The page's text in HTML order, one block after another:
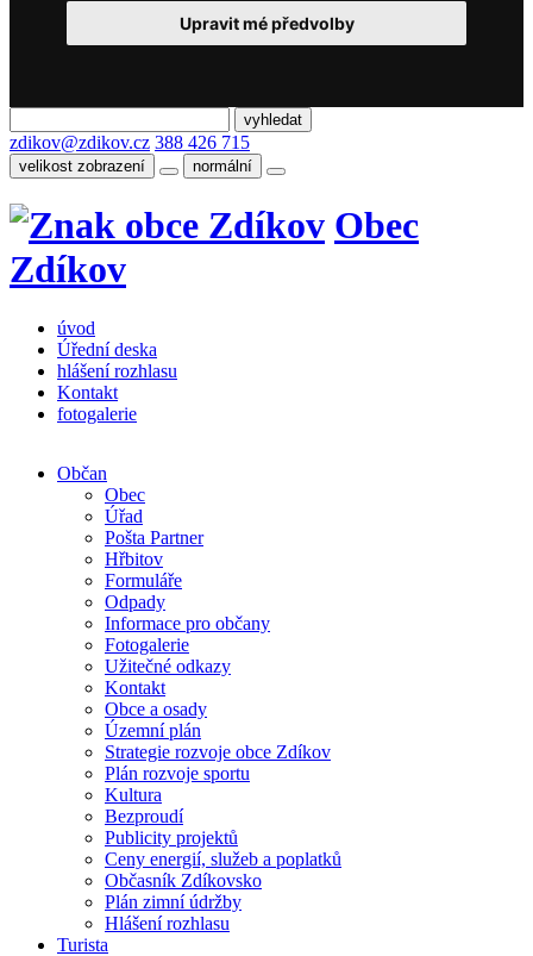
Upravit mé předvolby
zdikov@zdikov.cz 388 426 715
velikost zobrazení normální
Obec
Zdíkov
úvod
Úřední deska
hlášení rozhlasu
Kontakt
fotogalerie
Občan
Obec
Úřad
Pošta Partner
Hřbitov
Formuláře
Odpady
Informace pro občany
Fotogalerie
Užitečné odkazy
Kontakt
Obce a osady
Územní plán
Strategie rozvoje obce Zdíkov
Plán rozvoje sportu
Kultura
Bezproudí
Publicity projektů
Ceny energií, služeb a poplatků
Občasník Zdíkovsko
Plán zimní údržby
Hlášení rozhlasu
Turista